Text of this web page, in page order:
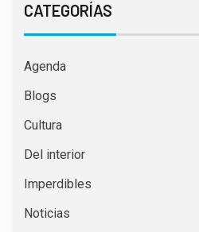
CATEGORÍAS
Agenda
Blogs
Cultura
Del interior
Imperdibles
Noticias